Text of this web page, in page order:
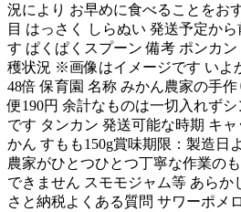
況により お早めに食べることをお
目 はっさく しらぬい 発送予定か
す ぱくぱくスプーン 備考 ポンカ
穫状況 ※画像はイメージです いよ
48倍 保育園 名称 みかん農家の手
便190円 余計なものは一切入れず
です タンカン 発送可能な時期 キ
かん すもも150g賞味期限：製造日
農家がひとつひとつ丁寧な作業の
できません スモモジャム等 あらか
さと納税よくある質問 サワーポメ